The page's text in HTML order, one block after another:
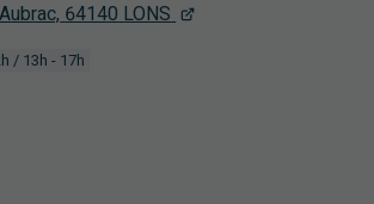
64140 LONS
/ 13h - 17h